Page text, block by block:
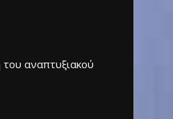
αναπτυξιακού